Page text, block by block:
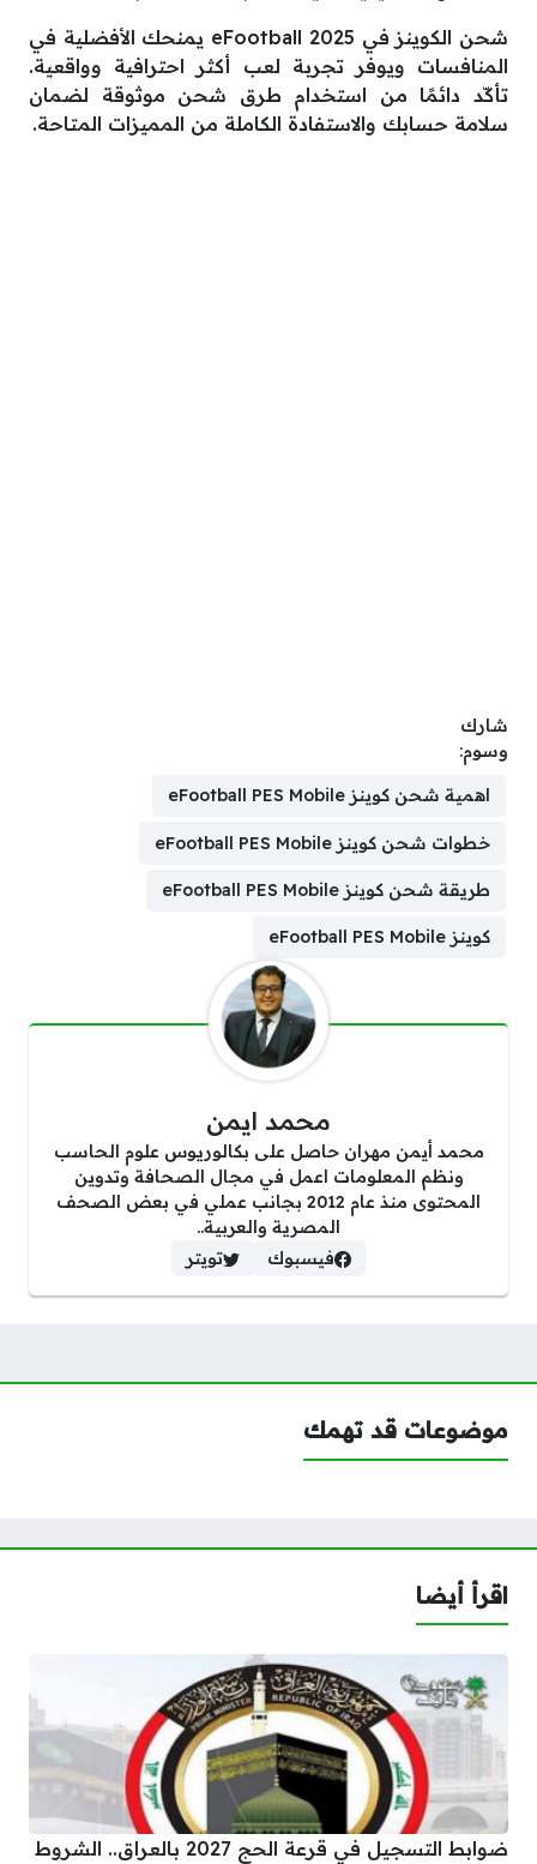
شحن الكوينز في eFootball 2025 يمنحك الأفضلية في
المنافسات ويوفر تجربة لعب أكثر احترافية وواقعية.
تأكّد دائمًا من استخدام طرق شحن موثوقة لضمان
سلامة حسابك والاستفادة الكاملة من المميزات المتاحة.
شارك
وسوم:
اهمية شحن كوينز eFootball PES Mobile
خطوات شحن كوينز eFootball PES Mobile
طريقة شحن كوينز eFootball PES Mobile
كوينز eFootball PES Mobile
محمد ايمن
محمد أيمن مهران حاصل على بكالوريوس علوم الحاسب
ونظم المعلومات اعمل في مجال الصحافة وتدوين
المحتوى منذ عام 2012 بجانب عملي في بعض الصحف
المصرية والعربية..
فيسبوك
تويتر
موضوعات قد تهمك
اقرأ أيضا
ضوابط التسجيل في قرعة الحج 2027 بالعراق.. الشروط